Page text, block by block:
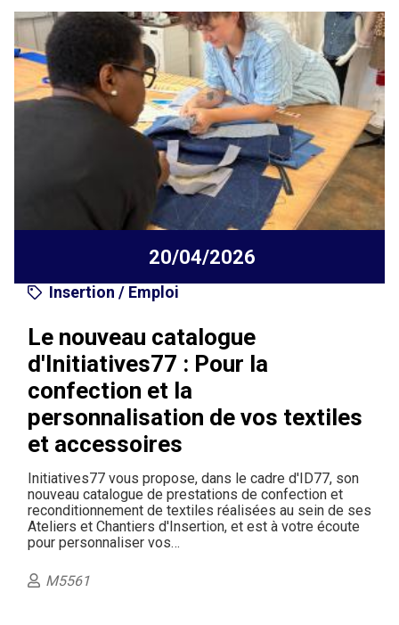
20/04/2026
Insertion / Emploi
Le nouveau catalogue
d'Initiatives77 : Pour la
confection et la
personnalisation de vos textiles
et accessoires
Initiatives77 vous propose, dans le cadre d'ID77, son
nouveau catalogue de prestations de confection et
reconditionnement de textiles réalisées au sein de ses
Ateliers et Chantiers d'Insertion, et est à votre écoute
pour personnaliser vos…
M5561